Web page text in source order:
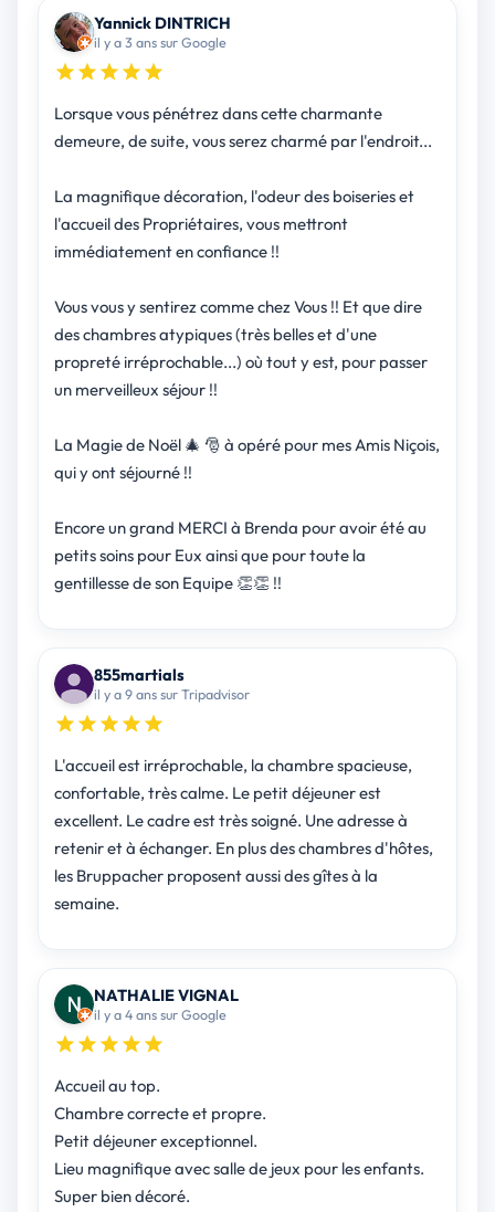
Yannick DINTRICH
il y a 3 ans sur Google
Lorsque vous pénétrez dans cette charmante
demeure, de suite, vous serez charmé par l'endroit...
La magnifique décoration, l'odeur des boiseries et
l'accueil des Propriétaires, vous mettront
immédiatement en confiance !!
Vous vous y sentirez comme chez Vous !! Et que dire
des chambres atypiques (très belles et d'une
propreté irréprochable...) où tout y est, pour passer
un merveilleux séjour !!
La Magie de Noël 🎄 🎅 à opéré pour mes Amis Niçois,
qui y ont séjourné !!
Encore un grand MERCI à Brenda pour avoir été au
petits soins pour Eux ainsi que pour toute la
gentillesse de son Equipe 👏👏 !!
855martials
il y a 9 ans sur Tripadvisor
L'accueil est irréprochable, la chambre spacieuse,
confortable, très calme. Le petit déjeuner est
excellent. Le cadre est très soigné. Une adresse à
retenir et à échanger. En plus des chambres d'hôtes,
les Bruppacher proposent aussi des gîtes à la
semaine.
NATHALIE VIGNAL
il y a 4 ans sur Google
Accueil au top.
Chambre correcte et propre.
Petit déjeuner exceptionnel.
Lieu magnifique avec salle de jeux pour les enfants.
Super bien décoré.